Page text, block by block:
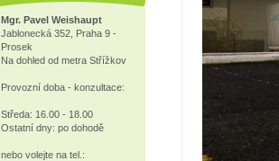
Mgr. Pavel Weishaupt
Jablonecká 352, Praha 9 -
Prosek
Na dohled od metra Střížkov
Provozní doba - konzultace:
Středa: 16.00 - 18.00
Ostatní dny: po dohodě
nebo volejte na tel.: